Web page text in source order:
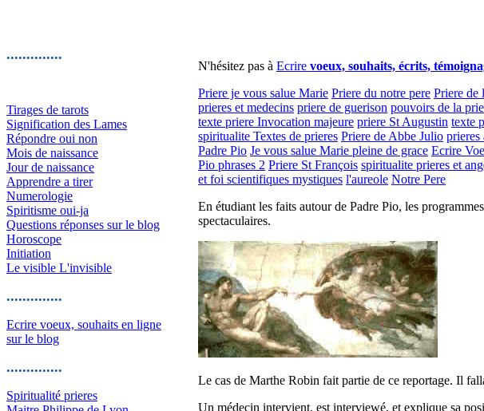
..............
Tirages de tarots
Signification des Lames
Répondre oui non
Mois de naissance
Jour de naissance
Apprendre a tirer
Numerologie
Spiritisme oui-ja
Questions réponses sur le blog
Horoscope
Initiation
Le visible L'invisible
..............
Ecrire voeux, souhaits en ligne
sur le blog
..............
Spiritualité prieres
N'hésitez pas à Ecrire voeux, souhaits, écrits,
Priere je vous salue Marie Priere du notre pere Priere de
prieres et medecins priere de guerison pouvoirs de la
texte priere Invocation majeure priere St Augustin texte
spiritualite Textes de prieres Priere de Abbe Julio prieres
Padre Pio Je vous salue Marie pleine de grace Ecrire
Pio phrases 2 Priere St François spiritualite prieres et
et foi scientifiques mystiques l'aureole Notre Pere
En étudiant les faits autour de Padre Pio, les
spectaculaires.
Le cas de Marthe Robin fait partie de ce reportage. Il
Un médecin intervient, est interviewé, et explique sa